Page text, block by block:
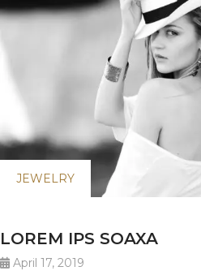
JEWELRY
LOREM IPS SOAXA
April 17, 2019